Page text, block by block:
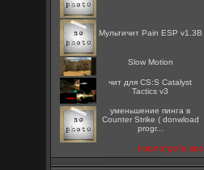
Мультичит Pain ESP v1.3B
Slow Motion
чит для CS:S Catalyst
Tactics v3
уменьшение пинга в
Counter Strike ( donwload
progr...
посмотреть все